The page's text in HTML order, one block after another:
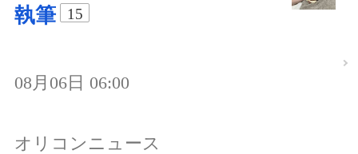
執筆
15
08月06日 06:00
オリコンニュース